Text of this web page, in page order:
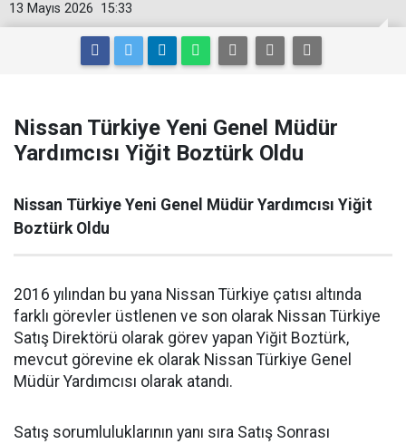
15:33
13 Mayıs 2026
Nissan Türkiye Yeni Genel Müdür
Yardımcısı Yiğit Boztürk Oldu
Nissan Türkiye Yeni Genel Müdür Yardımcısı Yiğit
Boztürk Oldu
2016 yılından bu yana Nissan Türkiye çatısı altında
farklı görevler üstlenen ve son olarak Nissan Türkiye
Satış Direktörü olarak görev yapan Yiğit Boztürk,
mevcut görevine ek olarak Nissan Türkiye Genel
Müdür Yardımcısı olarak atandı.
Satış sorumluluklarının yanı sıra Satış Sonrası